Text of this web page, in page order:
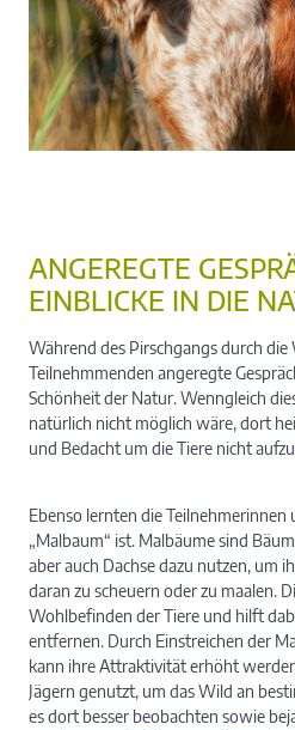
ANGEREGTE
EINBLICKE IN DIE
Während des Pirschgangs durch die
Teilnehmmenden angeregte
Schönheit der Natur. Wenngleich
natürlich nicht möglich wäre, dort
und Bedacht um die Tiere nicht
Ebenso lernten die Teilnehmerinnen
„Malbaum“ ist. Malbäume sind
aber auch Dachse dazu nutzen, um
daran zu scheuern oder zu maalen.
Wohlbefinden der Tiere und hilft
entfernen. Durch Einstreichen der
kann ihre Attraktivität erhöht
Jägern genutzt, um das Wild an
es dort besser beobachten sowie